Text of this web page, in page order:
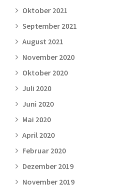
Oktober 2021
September 2021
August 2021
November 2020
Oktober 2020
Juli 2020
Juni 2020
Mai 2020
April 2020
Februar 2020
Dezember 2019
November 2019